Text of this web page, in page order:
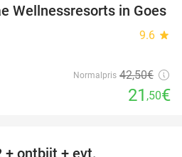
49%
Wellnessresorts in Goes
9.6 star
Normalpris 42,50€
21 ,50€
+ ontbijt + evt.